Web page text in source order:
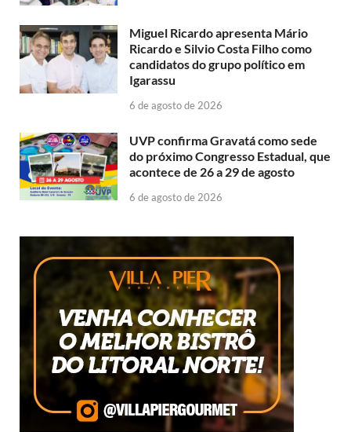
Miguel Ricardo apresenta Mário
Ricardo e Silvio Costa Filho como
candidatos do grupo político em
Igarassu
6 de agosto de 2026
UVP confirma Gravatá como sede
do próximo Congresso Estadual, que
acontece de 26 a 29 de agosto
6 de agosto de 2026